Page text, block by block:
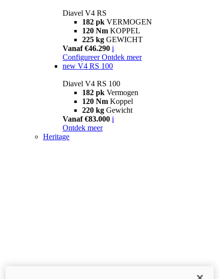
Diavel V4 RS
182 pk VERMOGEN
120 Nm KOPPEL
225 kg GEWICHT
Vanaf €46.290 i
Configureer Ontdek meer
new V4 RS 100
Diavel V4 RS 100
182 pk Vermogen
120 Nm Koppel
220 kg Gewicht
Vanaf €83.000 i
Ontdek meer
Heritage